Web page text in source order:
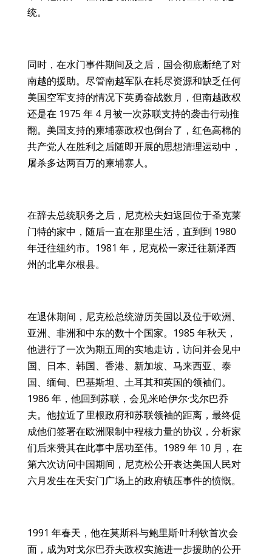
统。
同时，在水门事件期间及之后，国会彻底断绝了对
南越的援助。尽管南越军队在耗尽资源和缺乏任何
美国空军支持的情况下英勇奋战数月，但南越政权
还是在 1975 年 4 月被一次苏联支持的袭击行动推
翻。美国支持的柬埔寨政权也倒台了，红色高棉的
共产党人在胜利之后随即开展的思想清理运动中，
屠杀多达两百万的柬埔寨人。
在辞去总统职务之后，尼克松夫妇返回位于圣克莱
门特的家中，随后一直在那里生活，直到到 1980
年迁往纽约市。1981 年，尼克松一家迁往新泽西
州的北卑尔根县。
在退休期间，尼克松总统游历美国以及位于欧洲、
亚洲、非洲和中东的数十个国家。1985 年秋天，
他进行了一次为期五周的实地走访，访问并会见中
国、日本、韩国、香港、新加坡、马来西亚、泰
国、缅甸、巴基斯坦、土耳其和英国的领袖们。
1986 年，他回到苏联，会见米哈伊尔·戈尔巴乔
夫。他拉近了里根政府和苏联领袖的距离，最终促
成他们签署在欧洲限制中程核力量的协议，分析家
们后来赞其在此事中居功至伟。1989 年 10 月，在
第六次访问中国期间，尼克松公开表达美国人民对
六月发生在天安门广场上的政府镇压事件的愤慨。
1991 年春天，他在莫斯科与鲍里斯·叶利钦首次会
面，成为对戈尔巴乔夫政权实施进一步援助的公开